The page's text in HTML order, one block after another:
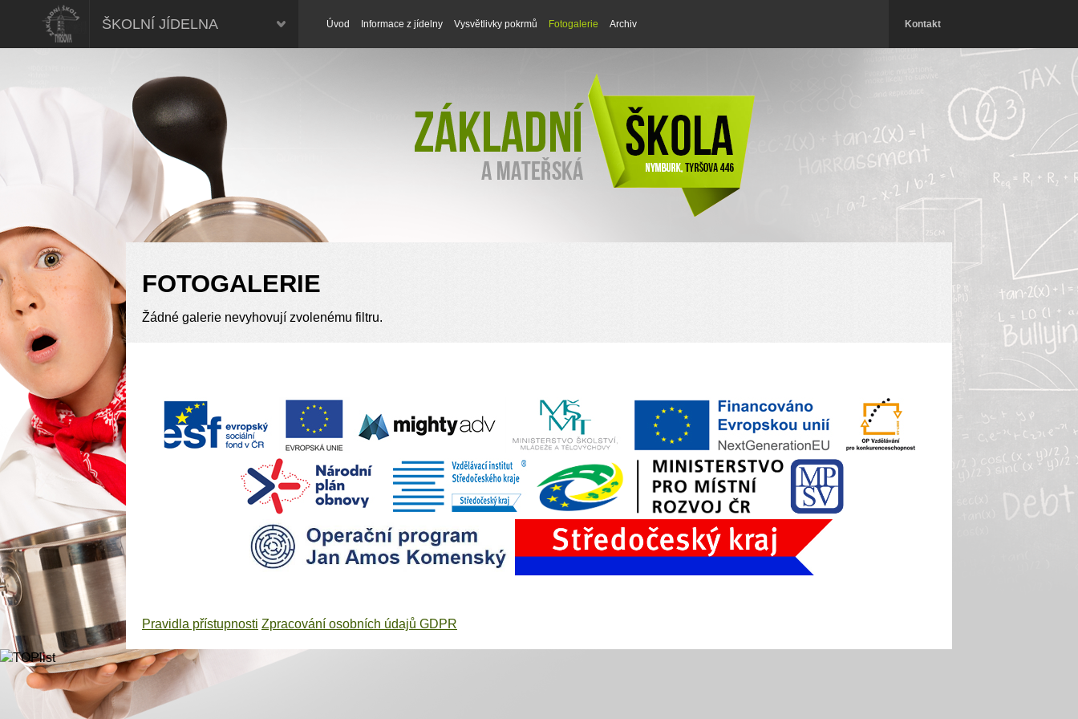
Školní jídelna, ZŠ Tyršova, Nymburk
ŠKOLNÍ JÍDELNA Úvod Informace z jídelny Vysvětlivky pokrmů Fotogalerie Archiv Kontakt
FOTOGALERIE
Žádné galerie nevyhovují zvolenému filtru.
Pravidla přístupnosti Zpracování osobních údajů GDPR